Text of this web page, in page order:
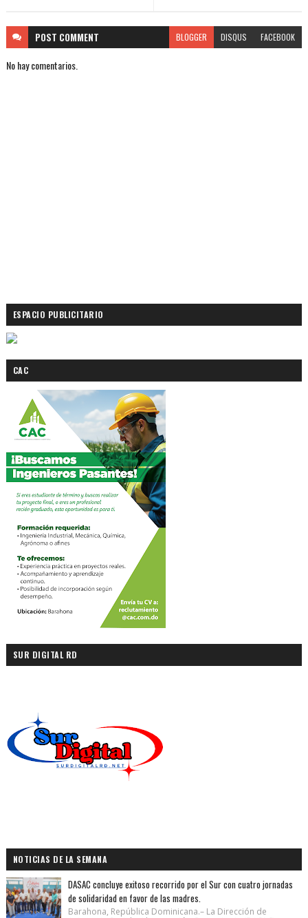
POST COMMENT BLOGGER DISQUS FACEBOOK
No hay comentarios.
ESPACIO PUBLICITARIO
CAC
SUR DIGITAL RD
NOTICIAS DE LA SEMANA
DASAC concluye exitoso recorrido por el Sur con cuatro jornadas
de solidaridad en favor de las madres.
Barahona, República Dominicana.– La Dirección de